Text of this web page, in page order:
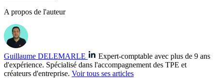
A propos de l'auteur
Guillaume DELEMARLE
Expert-comptable avec plus de 9 ans
d'expérience. Spécialisé dans l'accompagnement des TPE et
créateurs d'entreprise. Voir tous ses articles